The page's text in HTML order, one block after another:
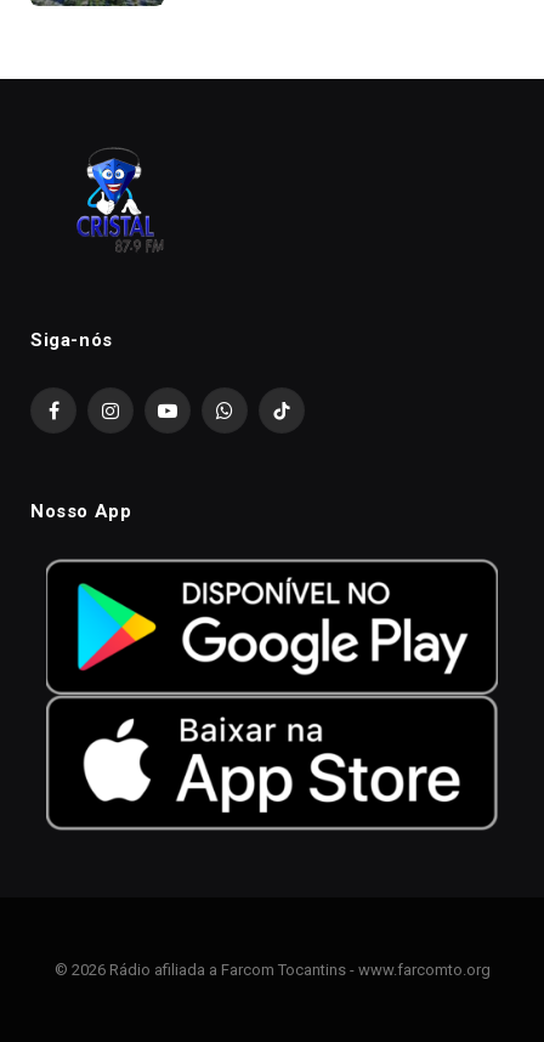
Siga-nós
FacebookInstagramYouTubeWhatsAppTikTok
Nosso App
© 2026 Rádio afiliada a Farcom Tocantins - www.farcomto.org